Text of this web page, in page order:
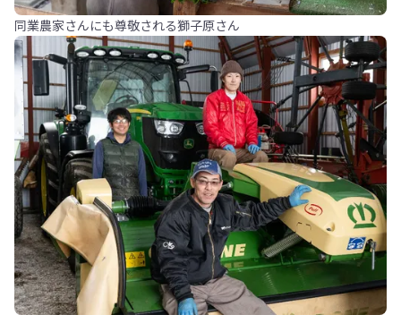
同業農家さんにも尊敬される獅子原さん